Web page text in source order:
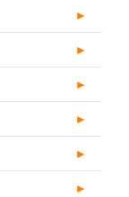
►
►
►
►
►
►